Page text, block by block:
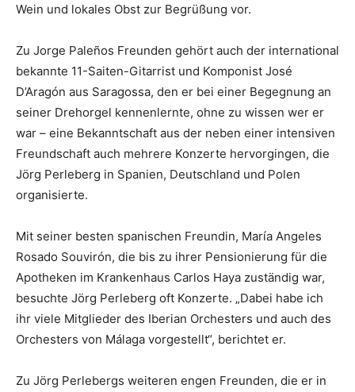
Wein und lokales Obst zur Begrüßung vor.
Zu Jorge Paleños Freunden gehört auch der international
bekannte 11-Saiten-Gitarrist und Komponist José
D’Aragón aus Saragossa, den er bei einer Begegnung an
seiner Drehorgel kennenlernte, ohne zu wissen wer er
war – eine Bekanntschaft aus der neben einer intensiven
Freundschaft auch mehrere Konzerte hervorgingen, die
Jörg Perleberg in Spanien, Deutschland und Polen
organisierte.
Mit seiner besten spanischen Freundin, María Angeles
Rosado Souvirón, die bis zu ihrer Pensionierung für die
Apotheken im Krankenhaus Carlos Haya zuständig war,
besuchte Jörg Perleberg oft Konzerte. „Dabei habe ich
ihr viele Mitglieder des Iberian Orchesters und auch des
Orchesters von Málaga vorgestellt“, berichtet er.
Zu Jörg Perlebergs weiteren engen Freunden, die er in